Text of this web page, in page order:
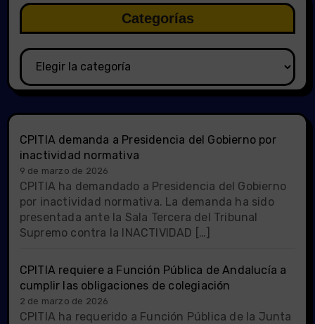
Categorías
Categorías
CPITIA demanda a Presidencia del Gobierno por
inactividad normativa
9 de marzo de 2026
CPITIA ha demandado a Presidencia del Gobierno
por inactividad normativa. La demanda ha sido
presentada ante la Sala Tercera del Tribunal
Supremo contra la INACTIVIDAD […]
CPITIA requiere a Función Pública de Andalucía a
cumplir las obligaciones de colegiación
2 de marzo de 2026
CPITIA ha requerido a Función Pública de la Junta